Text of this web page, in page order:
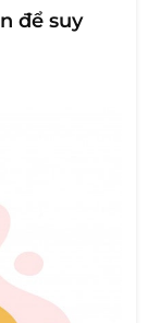
để suy